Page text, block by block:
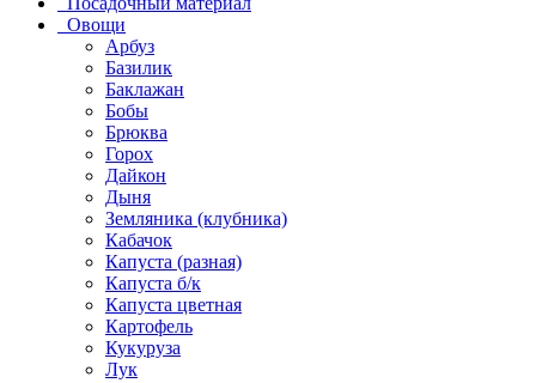
Овощи
Арбуз
Базилик
Баклажан
Бобы
Брюква
Горох
Дайкон
Дыня
Земляника (клубника)
Кабачок
Капуста (разная)
Капуста б/к
Капуста цветная
Картофель
Кукуруза
Лук